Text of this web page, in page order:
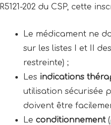
R5121-202 du CSP, cette
Le médicament ne
sur les listes I et II
restreinte) ;
Les indications
utilisation sécurisée
doivent être
Le conditionnement